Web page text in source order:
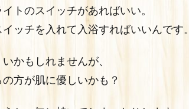
トのスイッチがあればいい。
ッチを入れて入浴すればいいんです。
かもしれませんが、
方が肌に優しいかも？